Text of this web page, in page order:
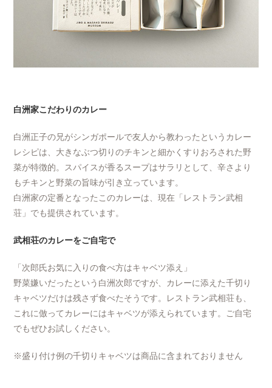
白洲家こだわりのカレー
白洲正子の兄がシンガポールで友人から教わったというカレー
レシピは、大きなぶつ切りのチキンと細かくすりおろされた野
菜が特徴的。スパイスが香るスープはサラリとして、辛さより
もチキンと野菜の旨味が引き立っています。
白洲家の定番となったこのカレーは、現在「レストラン武相
荘」でも提供されています。
武相荘のカレーをご自宅で
「次郎氏お気に入りの食べ方はキャベツ添え」
野菜嫌いだったという白洲次郎ですが、カレーに添えた千切り
キャベツだけは残さず食べたそうです。レストラン武相荘も、
これに倣ってカレーにはキャベツが添えられています。ご自宅
でもぜひお試しください。
※盛り付け例の千切りキャベツは商品に含まれておりません